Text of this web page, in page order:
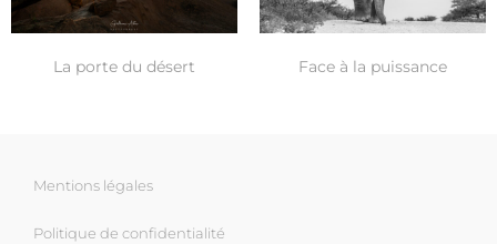
La porte du désert Face à la puissance
Mentions légales
Politique de confidentialité